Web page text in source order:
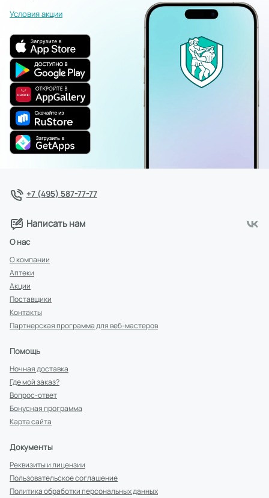
Условия акции
+7 (495) 587-77-77
Написать нам
О нас
О компании
Аптеки
Акции
Поставщики
Контакты
Партнерская программа для веб-мастеров
Помощь
Ночная доставка
Где мой заказ?
Вопрос-ответ
Бонусная программа
Карта сайта
Документы
Реквизиты и лицензии
Пользовательское соглашение
Политика обработки персональных данных